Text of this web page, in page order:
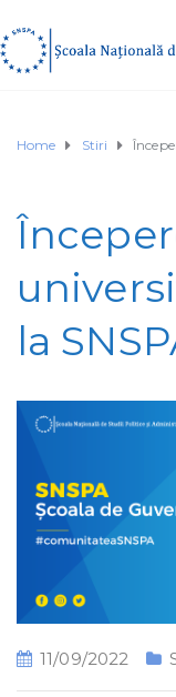
Home Stiri
la
11/09/2022